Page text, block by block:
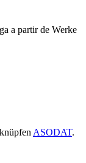
a partir de Werke
ASODAT.